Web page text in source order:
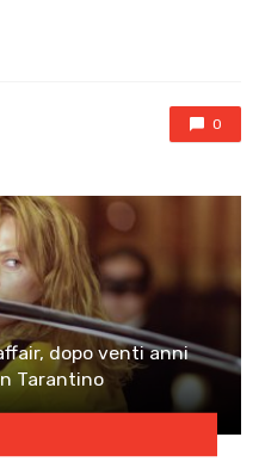
0
dopo venti anni
Tarantino